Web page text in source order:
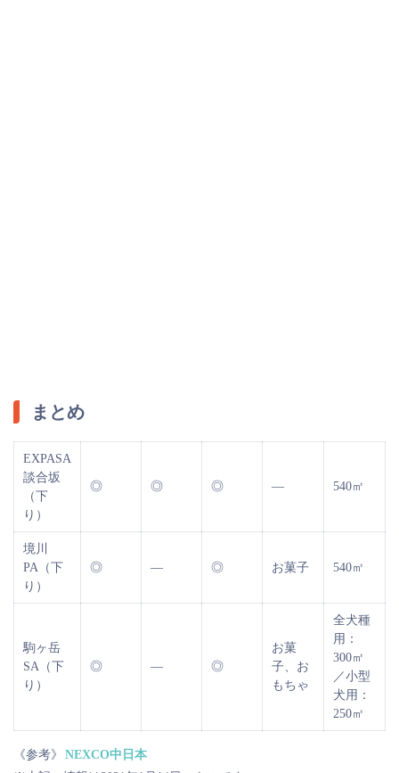
まとめ
EXPASA
談合坂
（下
り）
◎ ◎ ◎ ― 540㎡
境川
PA（下
り）
◎ ― ◎ お菓子 540㎡
駒ヶ岳
SA（下
り）
◎ ― ◎
お菓
子、お
もちゃ
全犬種
用：
300㎡
／小型
犬用：
250㎡
《参考》
NEXCO中日本